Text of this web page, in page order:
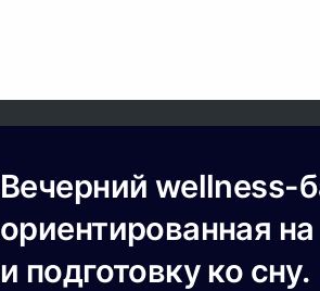
Вечерний wellness-
ориентированная
и подготовку ко сну.